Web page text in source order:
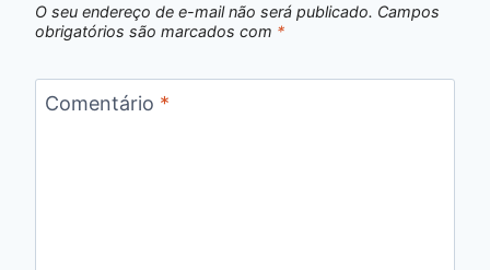
O seu endereço de e-mail não será publicado. Campos
obrigatórios são marcados com *
Comentário *